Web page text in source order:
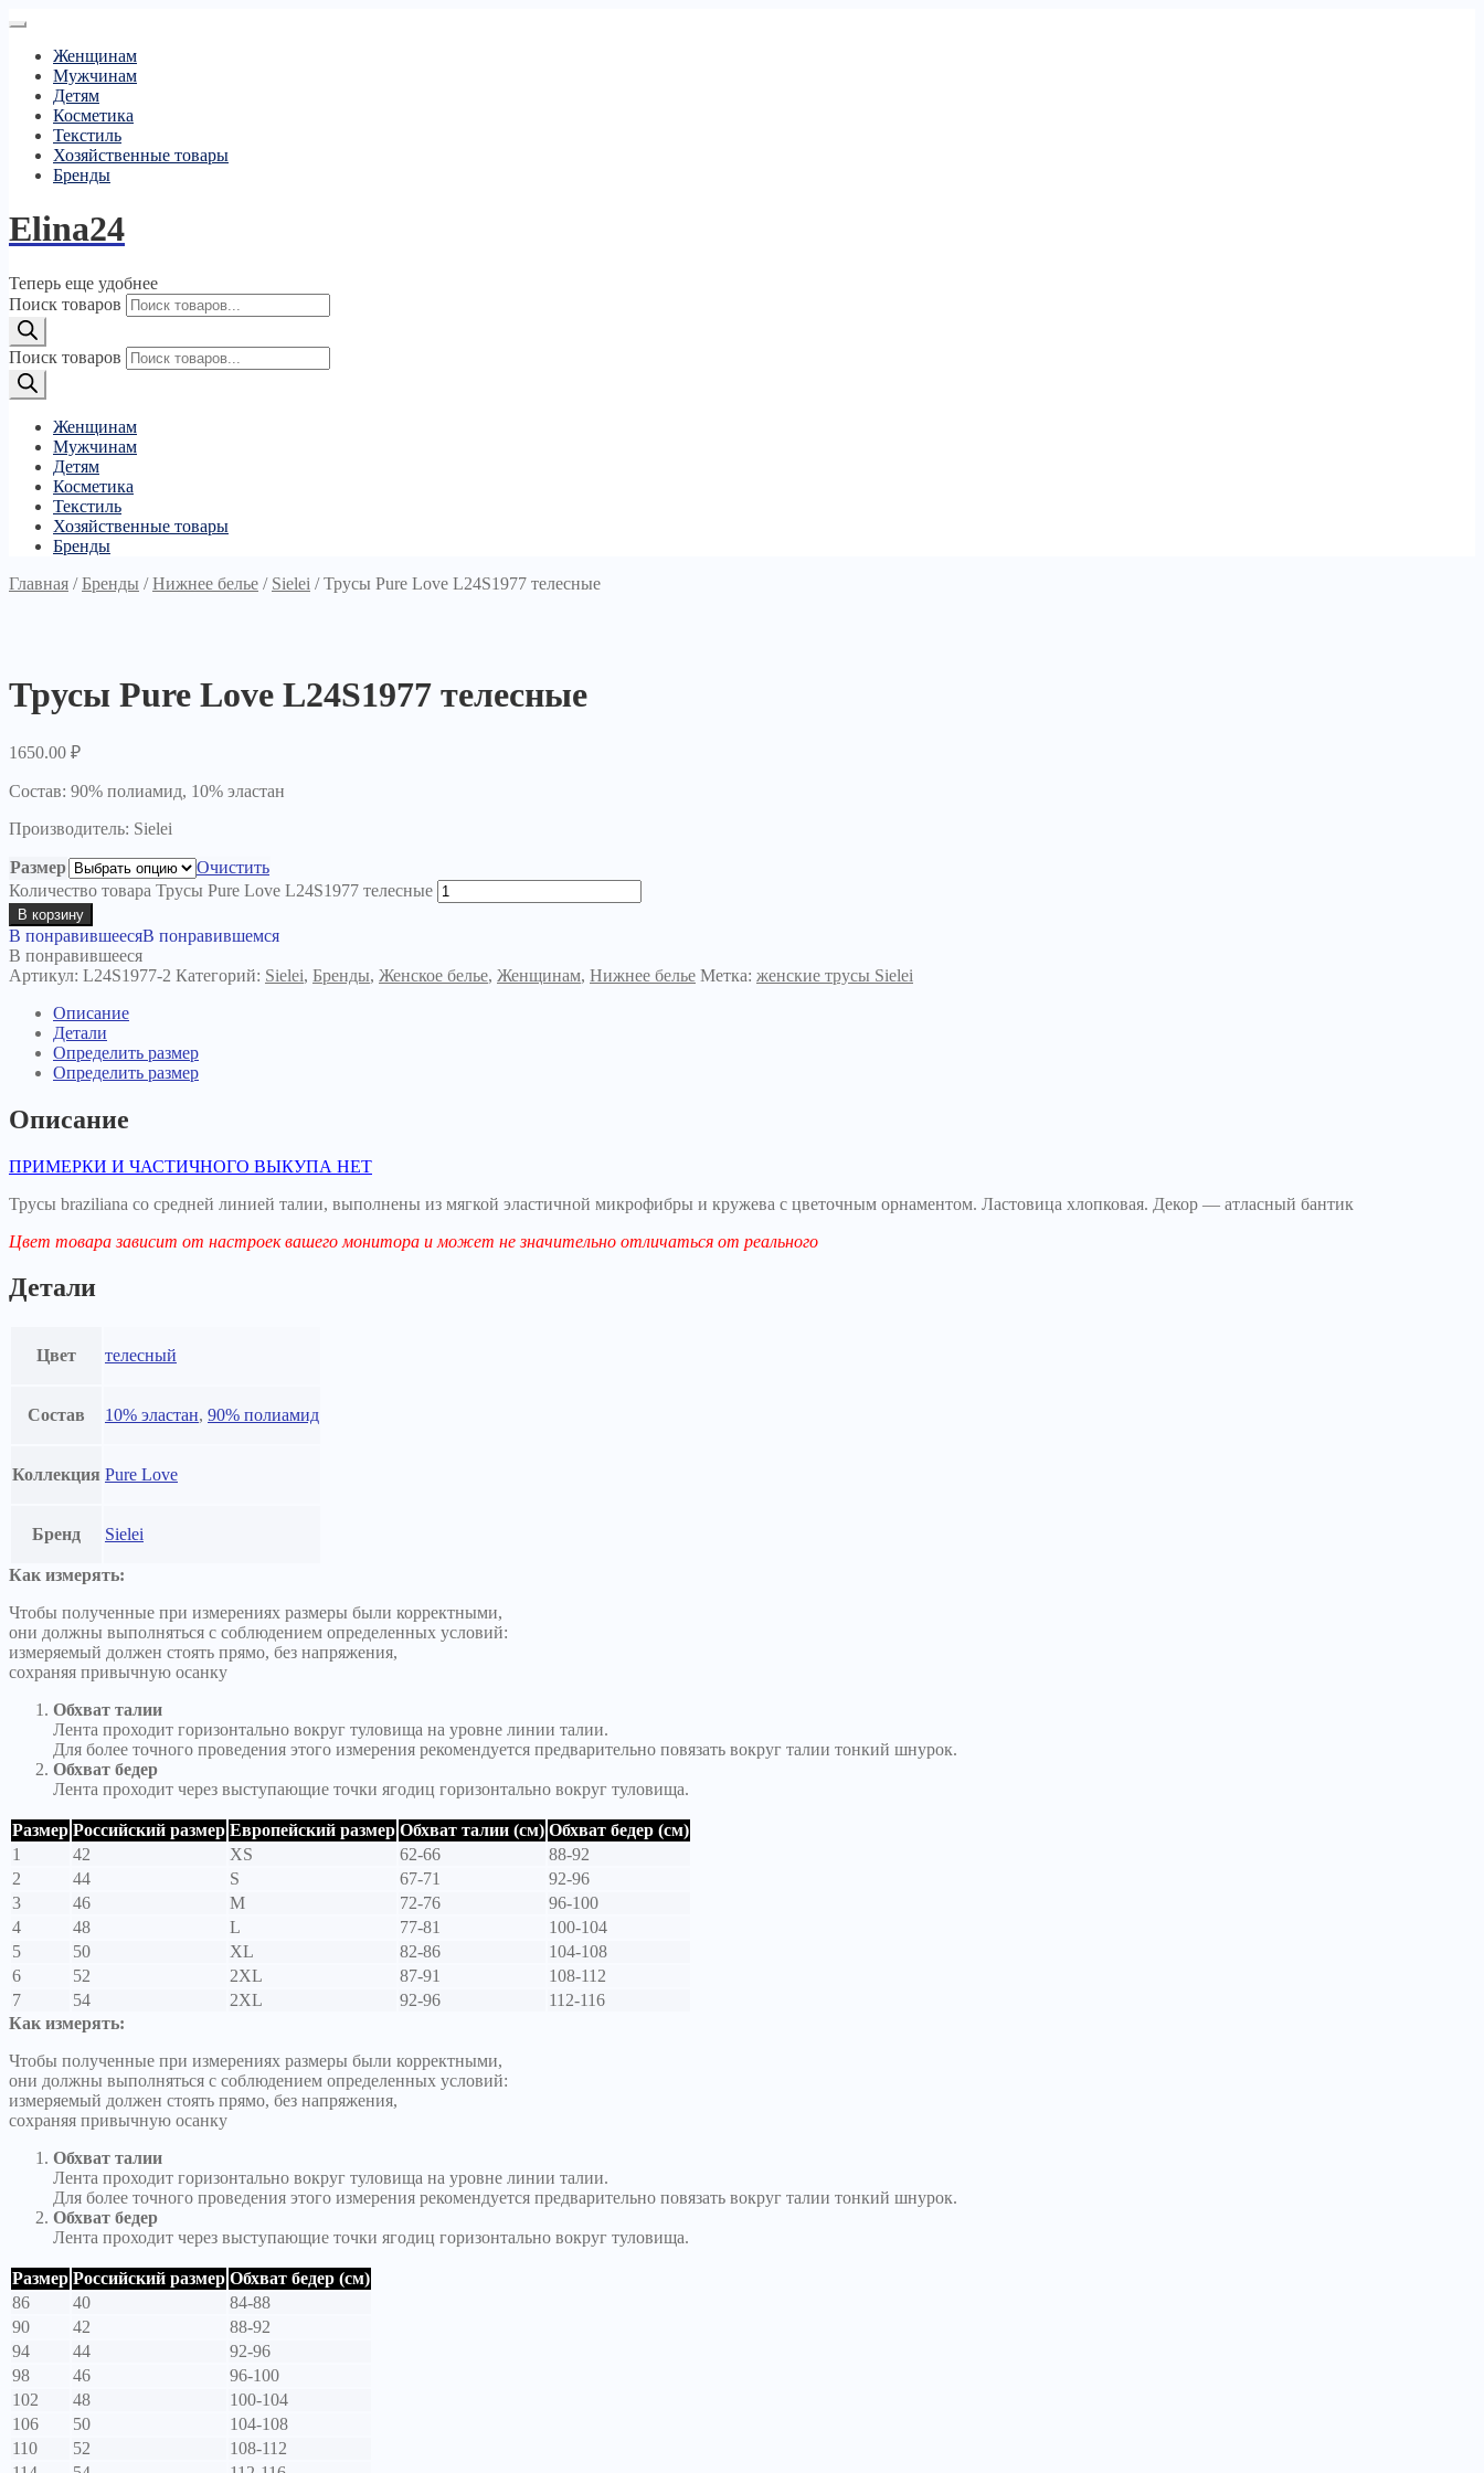
Женщинам
Мужчинам
Детям
Косметика
Текстиль
Хозяйственные товары
Бренды
Elina24
Теперь еще удобнее
Поиск товаров
Поиск товаров
Женщинам
Мужчинам
Детям
Косметика
Текстиль
Хозяйственные товары
Бренды
Главная /Бренды /Нижнее белье / Sielei /Трусы Pure Love L24S1977 телесные
Трусы Pure Love L24S1977 телесные
1650.00 ₽
Состав: 90% полиамид, 10% эластан
Производитель: Sielei
Размер
Очистить
Количество товара Трусы Pure Love L24S1977 телесные
В корзину
В понравившеесяВ понравившемся
В понравившееся
Артикул: L24S1977-2 Категорий: Sielei, Бренды, Женское белье, Женщинам, Нижнее белье Метка: женские трусы Sielei
Описание
Детали
Определить размер
Определить размер
Описание
ПРИМЕРКИ И ЧАСТИЧНОГО ВЫКУПА НЕТ
Трусы braziliana со средней линией талии, выполнены из мягкой эластичной микрофибры и кружева с цветочным орнаментом. Ластовица хлопковая. Декор — атласный бантик
Цвет товара зависит от настроек вашего монитора и может не значительно отличаться от реального
Детали
Цвет телесный
Состав 10% эластан, 90% полиамид
Коллекция Pure Love
Бренд Sielei
Как измерять:
Чтобы полученные при измерениях размеры были корректными,
они должны выполняться с соблюдением определенных условий:
измеряемый должен стоять прямо, без напряжения,
сохраняя привычную осанку
Обхват талии
Лента проходит горизонтально вокруг туловища на уровне линии талии.
Для более точного проведения этого измерения рекомендуется предварительно повязать вокруг талии тонкий шнурок.
Обхват бедер
Лента проходит через выступающие точки ягодиц горизонтально вокруг туловища.
Размер Российский размер Европейский размер Обхват талии (см) Обхват бедер (см)
1
42 XS 62-66
88-92
2
44 S 67-71
92-96
3
46 M 72-76
96-100
4
48 L 77-81
100-104
5
50 XL 82-86
104-108
6
52 2XL 87-91
108-112
7
54 2XL 92-96
112-116
Как измерять:
Чтобы полученные при измерениях размеры были корректными,
они должны выполняться с соблюдением определенных условий:
измеряемый должен стоять прямо, без напряжения,
сохраняя привычную осанку
Обхват талии
Лента проходит горизонтально вокруг туловища на уровне линии талии.
Для более точного проведения этого измерения рекомендуется предварительно повязать вокруг талии тонкий шнурок.
Обхват бедер
Лента проходит через выступающие точки ягодиц горизонтально вокруг туловища.
Размер Российский размер Обхват бедер (см)
86
40
84-88
90
42
88-92
94
44
92-96
98
46
96-100
102
48
100-104
106
50
104-108
110
52
108-112